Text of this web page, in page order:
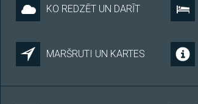
KO REDZĒT UN DARĪT
MARŠRUTI UN KARTES